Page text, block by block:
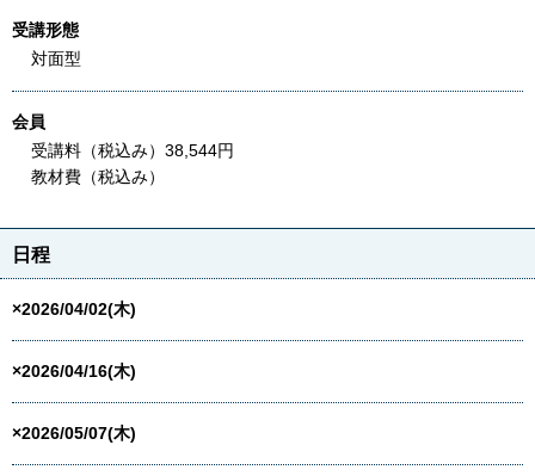
受講形態
対面型
会員
受講料（税込み）38,544円
教材費（税込み）
日程
×2026/04/02(木)
×2026/04/16(木)
×2026/05/07(木)